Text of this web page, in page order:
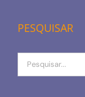
PESQUISAR
Procurar
por